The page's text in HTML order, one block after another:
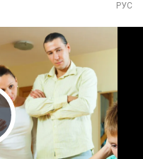
РУС
Video